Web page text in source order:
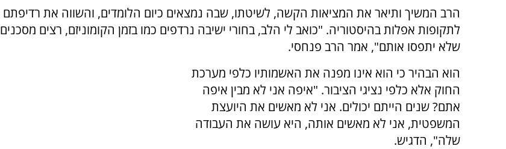
הרב המשיך ותיאר את המציאות הקשה, לשיטתו, שבה נמצאים כיום הלומדים, והשווה את רדיפתם
לתקופות אפלות בהיסטוריה. "כואב לי הלב, בחורי ישיבה נרדפים כמו בזמן הקומוניזם, רצים מסכנים
שלא יתפסו אותם", אמר הרב פנחסי.
הוא הבהיר כי הוא אינו מפנה את האשמותיו כלפי מערכת
החוק אלא כלפי נציגי הציבור. "איפה אני לא מבין איפה
אתם? שנים הייתם יכולים. אני לא מאשים את היועצת
המשפטית, אני לא מאשים אותה, היא עושה את העבודה
שלה", הדגיש.